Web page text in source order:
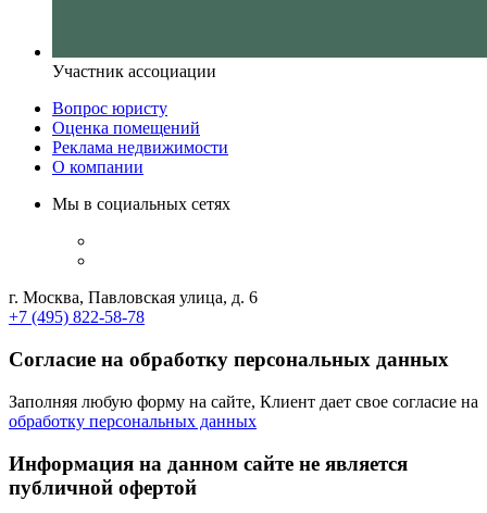
Участник ассоциации
Вопрос юристу
Оценка помещений
Реклама недвижимости
О компании
Мы в социальных сетях
г. Москва, Павловская улица, д. 6
+7 (495) 822-58-78
Согласие на обработку персональных данных
Заполняя любую форму на сайте, Клиент дает свое согласие на
обработку персональных данных
Информация на данном сайте не является
публичной офертой